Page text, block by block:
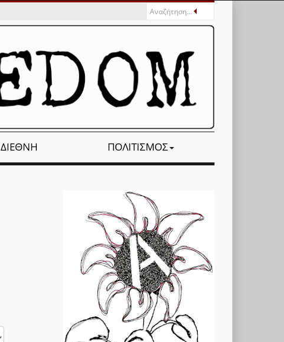
ΔΙΕΘΝΉ ΠΟΛΙΤΙΣΜΌΣ